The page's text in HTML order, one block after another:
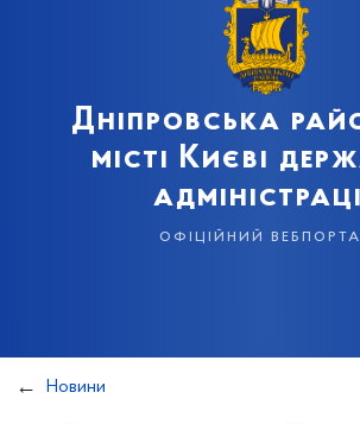
Дніпровська
місті Києві
офіційний
Новини